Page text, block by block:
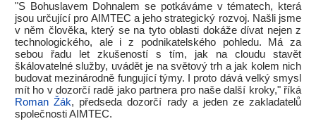
"S Bohuslavem Dohnalem se potkáváme v tématech, která
jsou určující pro AIMTEC a jeho strategický rozvoj. Našli jsme
v něm člověka, který se na tyto oblasti dokáže dívat nejen z
technologického, ale i z podnikatelského pohledu. Má za
sebou řadu let zkušeností s tím, jak na cloudu stavět
škálovatelné služby, uvádět je na světový trh a jak kolem nich
budovat mezinárodně fungující týmy. I proto dává velký smysl
mít ho v dozorčí radě jako partnera pro naše další kroky," říká
Roman Žák, předseda dozorčí rady a jeden ze zakladatelů
společnosti AIMTEC.